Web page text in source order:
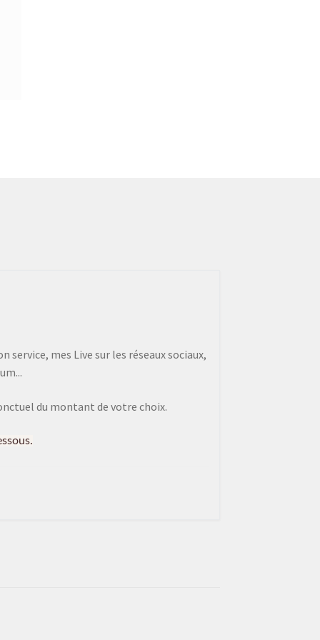
service, mes Live sur les réseaux sociaux,
du montant de votre choix.